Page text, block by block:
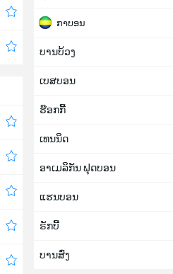
ກາບອນ
ກາຢານາ
ກິບຣາລຕາ
ກູບາ (ຄິວບາ)
ກູຣາເກົາ
ກົດດີວົວ
ກົວເດລຸບ
ກົວເຕມາລາ
ເກຣນາດາ
ບານບ້ວງ
ເບສບອນ
ຮ໊ອກກີ້
ເທນນິດ
ອາເມລິກັນ ຟຸດບອນ
ແຮນບອນ
ຣັກບີ້
ບານສົ່ງ